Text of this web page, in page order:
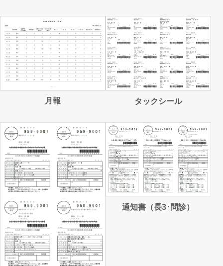
月報 タックシール
通知書（長3･問診）